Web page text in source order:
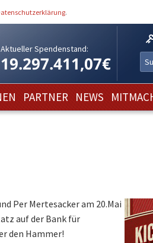
.
Aktueller Spendenstand:
19.297.411,07€
PARTNER NEWS
Per Mertesacker am 20.Mai
auf der Bank für
den Hammer!